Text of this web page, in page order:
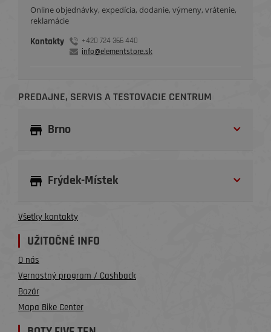
Online objednávky, expedícia, dodanie, výmeny, vrátenie,
reklamácie
Kontakty
+420 724 366 440
info@elementstore.sk
PREDAJNE, SERVIS A TESTOVACIE CENTRUM
Brno
Frýdek-Místek
Všetky kontakty
UŽITOČNÉ INFO
O nás
Vernostný program / Cashback
Bazár
Mapa Bike Center